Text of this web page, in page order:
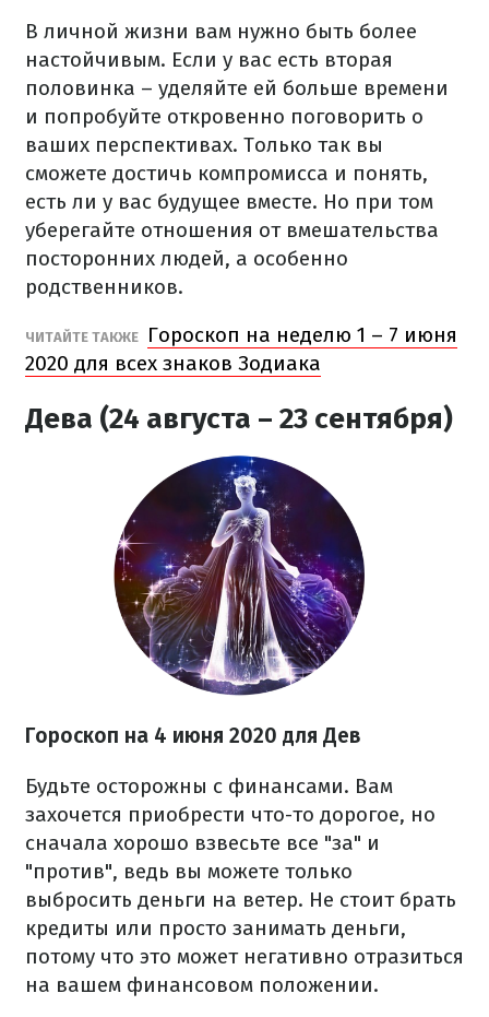
В личной жизни вам нужно быть более
настойчивым. Если у вас есть вторая
половинка – уделяйте ей больше времени
и попробуйте откровенно поговорить о
ваших перспективах. Только так вы
сможете достичь компромисса и понять,
есть ли у вас будущее вместе. Но при том
уберегайте отношения от вмешательства
посторонних людей, а особенно
родственников.
ЧИТАЙТЕ ТАКЖЕ
Гороскоп на неделю 1 – 7 июня
2020 для всех знаков Зодиака
Дева (24 августа – 23 сентября)
Гороскоп на 4 июня 2020 для Дев
Будьте осторожны с финансами. Вам
захочется приобрести что-то дорогое, но
сначала хорошо взвесьте все "за" и
"против", ведь вы можете только
выбросить деньги на ветер. Не стоит брать
кредиты или просто занимать деньги,
потому что это может негативно отразиться
на вашем финансовом положении.